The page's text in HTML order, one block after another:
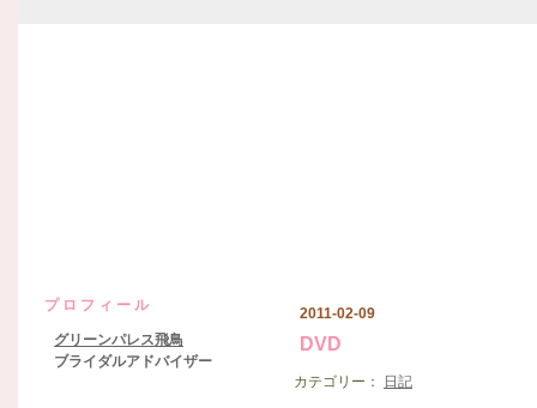
プロフィール
グリーンパレス飛鳥
ブライダルアドバイザー
2011-02-09
DVD
カテゴリー： 日記